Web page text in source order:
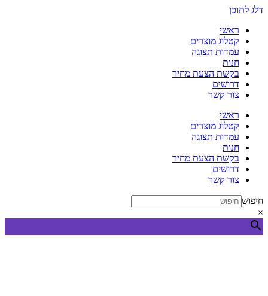
דלג לתוכן
ראשי
קטלוג מוצרים
עמדות תצוגה
חנות
בקשת הצעת מחיר
דרושים
צור קשר
ראשי
קטלוג מוצרים
עמדות תצוגה
חנות
בקשת הצעת מחיר
דרושים
צור קשר
חיפוש
×